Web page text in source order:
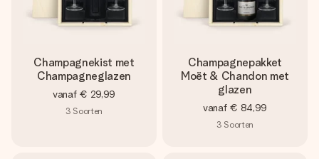
Champagnekist met
Champagneglazen
vanaf € 29,99
3 Soorten
Champagnepakket
Moët & Chandon met
glazen
vanaf € 84,99
3 Soorten